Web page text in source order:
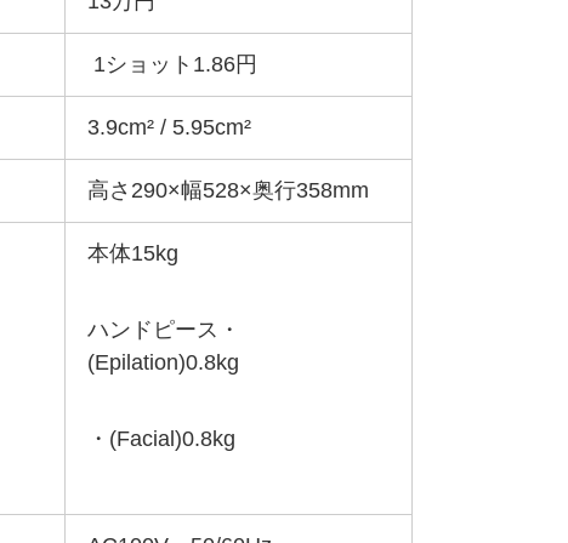
1ショット1.86円
3.9cm² / 5.95cm²
高さ290×幅528×奥行358mm
本体15kg
ハンドピース・
(Epilation)0.8kg
・(Facial)0.8kg